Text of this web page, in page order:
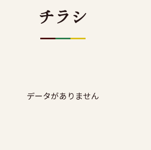
チラシ
データがありません